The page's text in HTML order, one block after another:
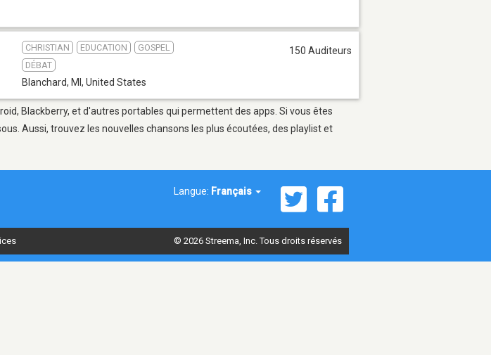
CHRISTIAN EDUCATION
GOSPEL
DÉBAT
Blanchard, MI , United States
150 Auditeurs
Blackberry, et d'autres portables qui permettent des apps. Si vous êtes
Aussi, trouvez les nouvelles chansons les plus écoutées, des playlist et
Langue: Français
© 2026 Streema, Inc. Tous droits réservés